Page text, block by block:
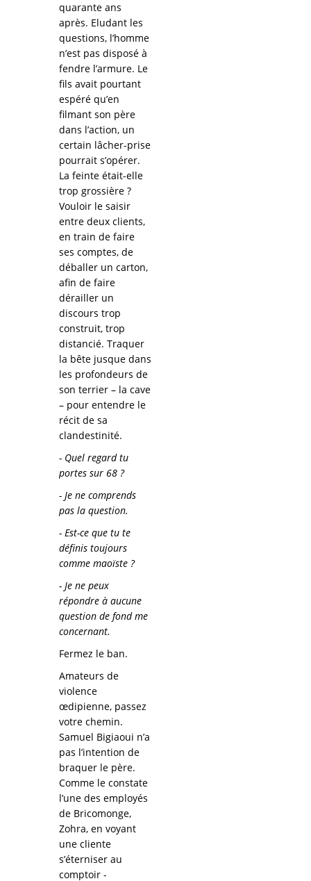
quarante ans
après. Eludant les
questions, l’homme
n’est pas disposé à
fendre l’armure. Le
fils avait pourtant
espéré qu’en
filmant son père
dans l’action, un
certain lâcher-prise
pourrait s’opérer.
La feinte était-elle
trop grossière ?
Vouloir le saisir
entre deux clients,
en train de faire
ses comptes, de
déballer un carton,
afin de faire
dérailler un
discours trop
construit, trop
distancié. Traquer
la bête jusque dans
les profondeurs de
son terrier – la cave
– pour entendre le
récit de sa
clandestinité.
- Quel regard tu
portes sur 68 ?
- Je ne comprends
pas la question.
- Est-ce que tu te
définis toujours
comme maoïste ?
- Je ne peux
répondre à aucune
question de fond me
concernant.
Fermez le ban.
Amateurs de
violence
œdipienne, passez
votre chemin.
Samuel Bigiaoui n’a
pas l’intention de
braquer le père.
Comme le constate
l’une des employés
de Bricomonge,
Zohra, en voyant
une cliente
s’éterniser au
comptoir -